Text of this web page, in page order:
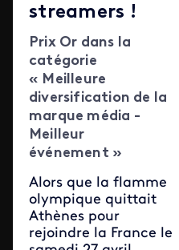
streamers !
Prix Or dans la
catégorie
« Meilleure
diversification de la
marque média -
Meilleur
événement »
Alors que la flamme
olympique quittait
Athènes pour
rejoindre la France le